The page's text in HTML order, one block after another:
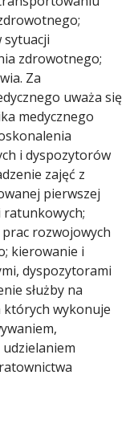
sytuacji
zdrowotnego;
Za
uważa się
medycznego
i dyspozytorów
zajęć z
pierwszej
ratunkowych;
rozwojowych
kierowanie i
dyspozytorami
służby na
których wykonuje